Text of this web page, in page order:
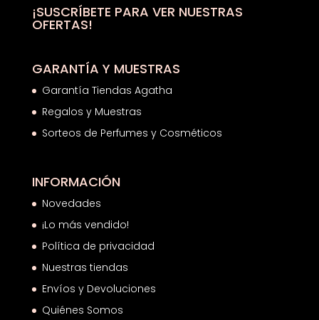
hasta
¡SUSCRÍBETE PARA VER NUESTRAS
OFERTAS!
GARANTÍA Y MUESTRAS
Garantía Tiendas Agatha
Regalos y Muestras
Sorteos de Perfumes y Cosméticos
INFORMACIÓN
Novedades
¡Lo más vendido!
Política de privacidad
Nuestras tiendas
Envíos y Devoluciones
Quiénes Somos